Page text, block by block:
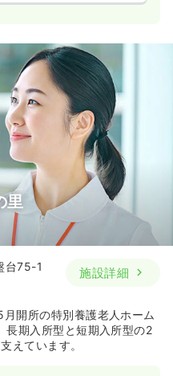
里
台75-1
施設詳細
開所の特別養護老人ホーム
期入所型と短期入所型の2
えています。